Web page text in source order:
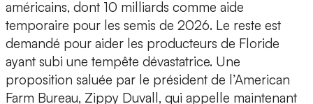
américains, dont 10 milliards comme aide
temporaire pour les semis de 2026. Le reste est
demandé pour aider les producteurs de Floride
ayant subi une tempête dévastatrice. Une
proposition saluée par le président de l’American
Farm Bureau, Zippy Duvall, qui appelle maintenant